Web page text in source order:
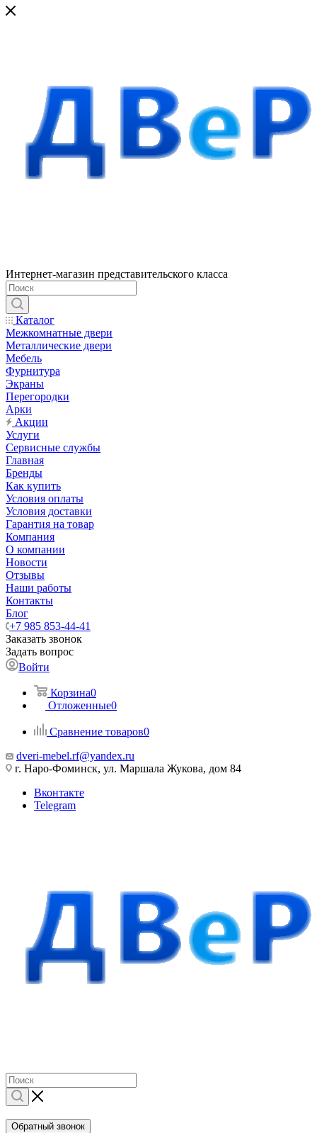
Интернет-магазин представительского класса
Каталог
Межкомнатные двери
Металлические двери
Мебель
Фурнитура
Экраны
Перегородки
Арки
Акции
Услуги
Сервисные службы
Главная
Бренды
Как купить
Условия оплаты
Условия доставки
Гарантия на товар
Компания
О компании
Новости
Отзывы
Наши работы
Контакты
Блог
+7 985 853-44-41
Заказать звонок
Задать вопрос
Войти
Корзина0
Отложенные0
Сравнение товаров0
dveri-mebel.rf@yandex.ru
г. Наро-Фоминск, ул. Маршала Жукова, дом 84
Вконтакте
Telegram
Обратный звонок